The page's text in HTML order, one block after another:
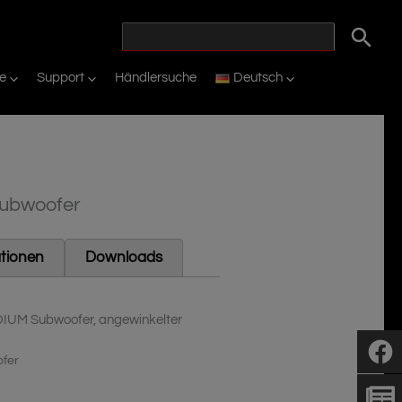
Support Händlersuche Deutsch
Downloads
Subwoofer, angewinkelter